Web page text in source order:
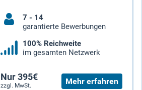
7 - 14
garantierte Bewerbungen
100% Reichweite
im gesamten Netzwerk
Nur 395€
zzgl. MwSt. Mehr erfahren